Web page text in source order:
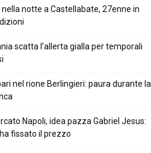
nella notte a Castellabate, 27enne in
scatta l’allerta gialla per temporali
nel rione Berlingieri: paura durante la
Napoli, idea pazza Gabriel Jesus:
ha fissato il prezzo